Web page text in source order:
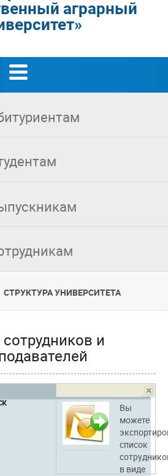
аграрный
CТРУКТУРА УНИВЕРСИТЕТА
и
Вы
можете
список
в виде